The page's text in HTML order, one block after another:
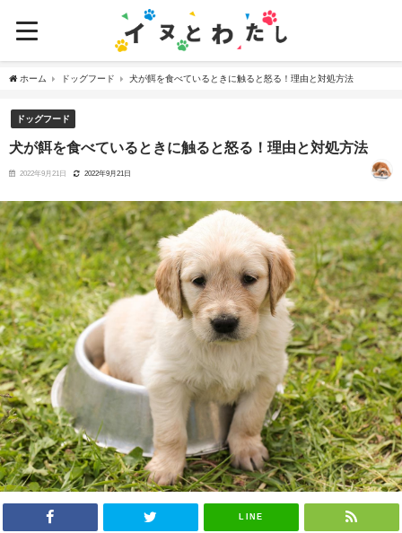
ホーム ドッグフード 犬が餌を食べているときに触ると怒る！理由と対処方法
ドッグフード
犬が餌を食べているときに触ると怒る！理由と対処方法
2022年9月21日 2022年9月21日
LINE